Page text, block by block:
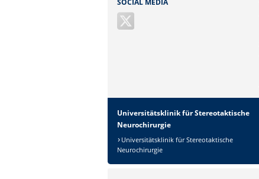
Ihre E-Mailadresse:
SOCIAL MEDIA
Universitätsklinik für Stereotaktische
Neurochirurgie
Universitätsklinik für Stereotaktische
Neurochirurgie